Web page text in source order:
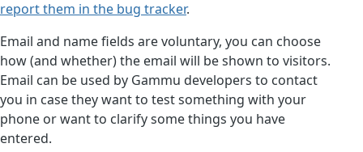
report them in the bug tracker.
Email and name fields are voluntary, you can choose
how (and whether) the email will be shown to visitors.
Email can be used by Gammu developers to contact
you in case they want to test something with your
phone or want to clarify some things you have
entered.